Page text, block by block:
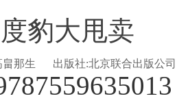
豹大甩卖
畠那生 出版社:北京联合出版公司